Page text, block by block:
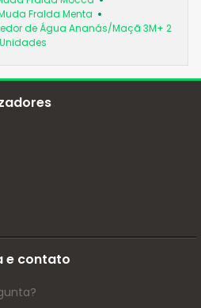
Fralda Menta
de Água Ananás/Maçã 3M+ 2
Unidades
e contato